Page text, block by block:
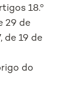
18.º
29 de
de 19 de
do